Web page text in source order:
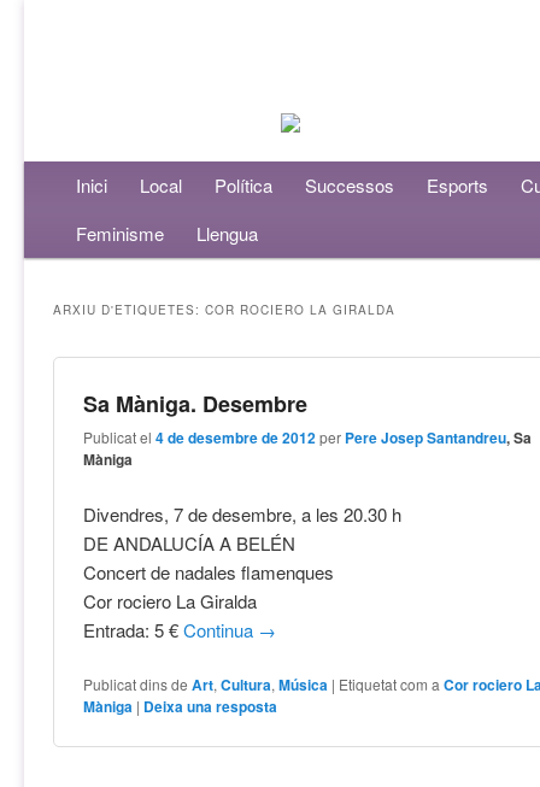
Menú principalAneu al contingut principal
Aneu al contingut secundari
Inici Local Política Successos Esports
Feminisme
Llengua
ARXIU D'ETIQUETES:COR ROCIERO LA GIRALDA
Sa Màniga. Desembre
Publicat el4 de desembre de 2012 per Pere Josep Santandreu, Sa
Màniga
Divendres, 7 de desembre, a les 20.30 h
DE ANDALUCÍA A BELÉN
Concert de nadales flamenques
Cor rociero La Giralda
Entrada: 5 €Continua →
Publicat dins de Art,Cultura,Música | Etiquetat com a Cor rociero
Màniga | Deixa una resposta